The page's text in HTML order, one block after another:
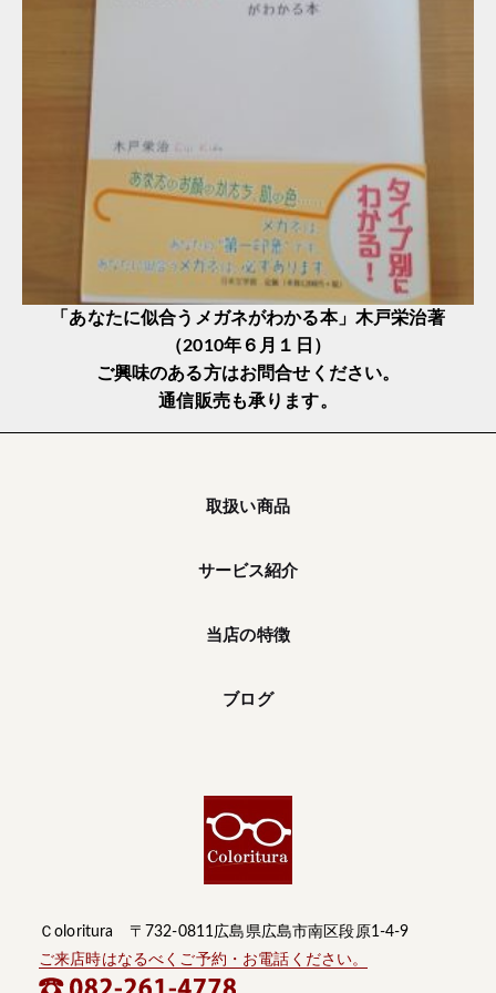
「あなたに似合うメガネがわかる本」木戸栄治著
（2010年６月１日）
ご興味のある方はお問合せください。
通信販売も承ります。
取扱い商品
サービス紹介
当店の特徴
ブログ
Ｃoloritura 〒732-0811広島県広島市南区段原1-4-9
ご来店時はなるべくご予約・お電話ください。